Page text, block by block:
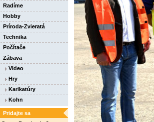
Radíme
Hobby
Príroda-Zvieratá
Technika
Počítače
Zábava
Video
Hry
Karikatúry
Kohn
Pridajte sa